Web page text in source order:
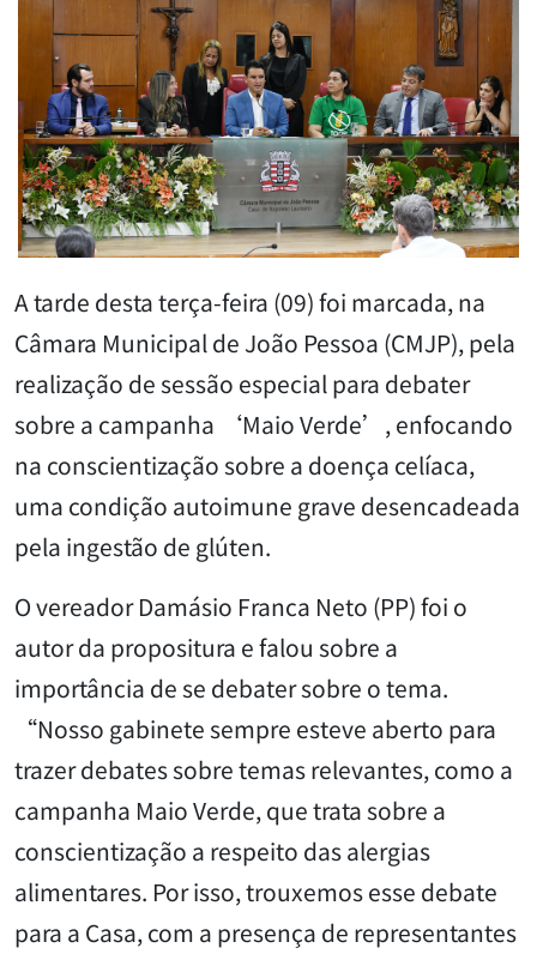
A tarde desta terça-feira (09) foi marcada, na
Câmara Municipal de João Pessoa (CMJP), pela
realização de sessão especial para debater
sobre a campanha ‘Maio Verde’, enfocando
na conscientização sobre a doença celíaca,
uma condição autoimune grave desencadeada
pela ingestão de glúten.
O vereador Damásio Franca Neto (PP) foi o
autor da propositura e falou sobre a
importância de se debater sobre o tema.
“Nosso gabinete sempre esteve aberto para
trazer debates sobre temas relevantes, como a
campanha Maio Verde, que trata sobre a
conscientização a respeito das alergias
alimentares. Por isso, trouxemos esse debate
para a Casa, com a presença de representantes